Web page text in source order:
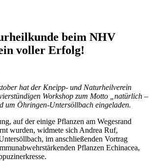
beim NHV
voller Erfolg!
hat der Kneipp- und Naturheilverein
Workshop zum Motto „natürlich –
um Öhringen-Untersöllbach eingeladen.
auf der einige Pflanzen am Wegesrand
wurden, widmete sich Andrea Ruf,
im anschließenden Vortrag
Pflanzen Echinacea,